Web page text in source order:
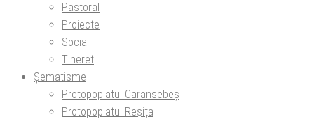
Pastoral
Proiecte
Social
Tineret
Șematisme
Protopopiatul Caransebeș
Protopopiatul Reșița